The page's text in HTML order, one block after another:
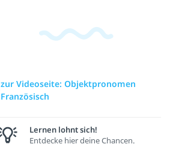
zur Videoseite: Objektpronomen
Französisch
Lernen lohnt sich!
Entdecke hier deine Chancen.